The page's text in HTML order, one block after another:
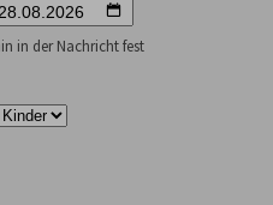
in der Nachricht fest